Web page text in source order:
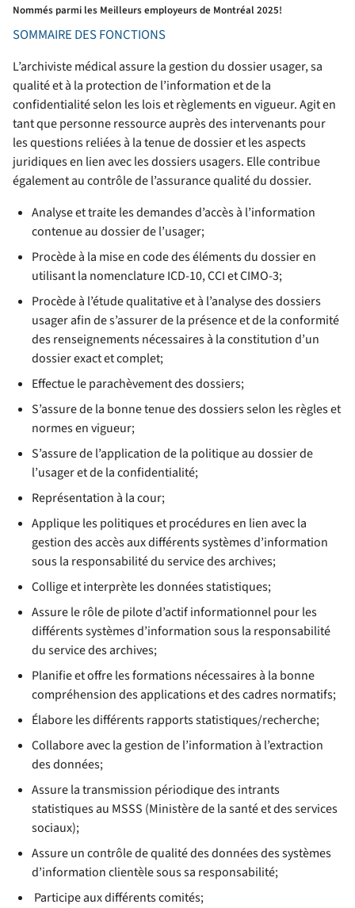
Nommés parmi les Meilleurs employeurs de Montréal 2025!
SOMMAIRE DES FONCTIONS
L’archiviste médical assure la gestion du dossier usager, sa
qualité et à la protection de l’information et de la
confidentialité selon les lois et règlements en vigueur. Agit en
tant que personne ressource auprès des intervenants pour
les questions reliées à la tenue de dossier et les aspects
juridiques en lien avec les dossiers usagers. Elle contribue
également au contrôle de l’assurance qualité du dossier.
Analyse et traite les demandes d’accès à l’information
contenue au dossier de l’usager;
Procède à la mise en code des éléments du dossier en
utilisant la nomenclature ICD-10, CCI et CIMO-3;
Procède à l’étude qualitative et à l’analyse des dossiers
usager afin de s’assurer de la présence et de la conformité
des renseignements nécessaires à la constitution d’un
dossier exact et complet;
Effectue le parachèvement des dossiers;
S’assure de la bonne tenue des dossiers selon les règles et
normes en vigueur;
S’assure de l’application de la politique au dossier de
l’usager et de la confidentialité;
Représentation à la cour;
Applique les politiques et procédures en lien avec la
gestion des accès aux différents systèmes d’information
sous la responsabilité du service des archives;
Collige et interprète les données statistiques;
Assure le rôle de pilote d’actif informationnel pour les
différents systèmes d’information sous la responsabilité
du service des archives;
Planifie et offre les formations nécessaires à la bonne
compréhension des applications et des cadres normatifs;
Élabore les différents rapports statistiques/recherche;
Collabore avec la gestion de l’information à l’extraction
des données;
Assure la transmission périodique des intrants
statistiques au MSSS (Ministère de la santé et des services
sociaux);
Assure un contrôle de qualité des données des systèmes
d’information clientèle sous sa responsabilité;
Participe aux différents comités;